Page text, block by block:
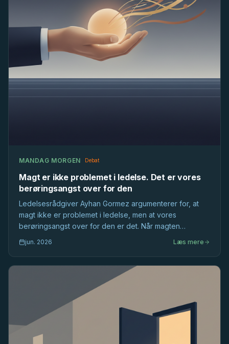
MANDAG MORGEN Debat
Magt er ikke problemet i ledelse. Det er vores
berøringsangst over for den
Ledelsesrådgiver Ayhan Gormez argumenterer for, at
magt ikke er problemet i ledelse, men at vores
berøringsangst over for den er det. Når magten
ignoreres i de flade danske hierarkier, bliver ledelse
fattigere.
jun. 2026 Læs mere